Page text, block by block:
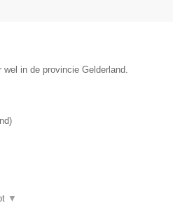
in de provincie Gelderland.
)
▼